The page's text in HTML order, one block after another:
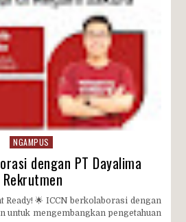
NGAMPUS
dengan PT Dayalima
Rekrutmen
🌟 ICCN berkolaborasi dengan
untuk mengembangkan pengetahuan